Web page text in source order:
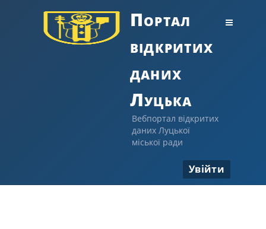
Портал
відкритих
даних
Луцька
Вебпортал відкритих
даних Луцької
міської ради
Увійти